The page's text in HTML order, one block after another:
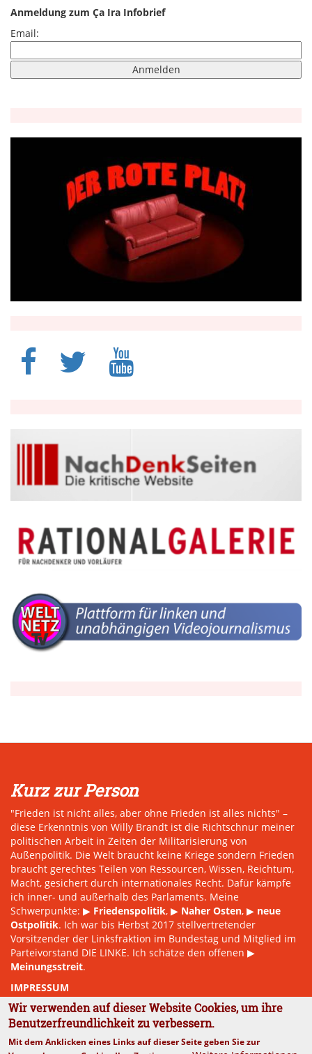
Anmeldung zum Ça Ira Infobrief
Email:
Kurz zur Person
"Frieden ist nicht alles, aber ohne Frieden ist alles nichts" –
diese Erkenntnis von Willy Brandt ist die Richtschnur meiner
politischen Arbeit in Zeiten der Militarisierung von
Außenpolitik. Die Welt braucht keine Kriege sondern Frieden
braucht gerechtes Teilen von Ressourcen, Wissen, Reichtum,
Macht, gesichert durch internationales Recht. Dafür kämpfe
ich inner- und außerhalb des Parlaments. Meine
Schwerpunkte: ▶ Friedenspolitik, ▶ Naher Osten, ▶ neue
Ostpolitik. Ich war bis Herbst 2017 stellvertretender
Vorsitzender der Linksfraktion im Bundestag und Mitglied im
Parteivorstand DIE LINKE. Ich schätze den offenen ▶
Meinungsstreit.
IMPRESSUM
Wir verwenden auf dieser Website Cookies, um ihre
Benutzerfreundlichkeit zu verbessern.
Mit dem Anklicken eines Links auf dieser Seite geben Sie zur